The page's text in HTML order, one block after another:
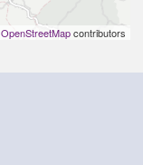
OpenStreetMapcontributors